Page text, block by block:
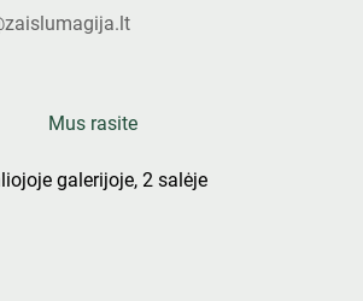
Mus rasite
galerijoje, 2 salėje